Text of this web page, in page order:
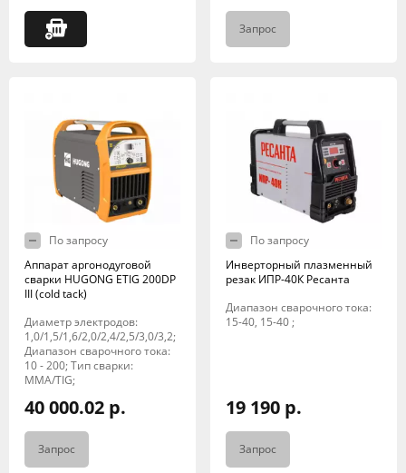
Запрос
По запросу
Аппарат аргонодуговой
сварки HUGONG ETIG 200DP
III (cold tack)
Диаметр электродов:
1,0/1,5/1,6/2,0/2,4/2,5/3,0/3,2;
Диапазон сварочного тока:
10 - 200; Тип сварки:
MMA/TIG;
40 000.02 р.
Запрос
По запросу
Инверторный плазменный
резак ИПР-40К Ресанта
Диапазон сварочного тока:
15-40, 15-40 ;
19 190 р.
Запрос